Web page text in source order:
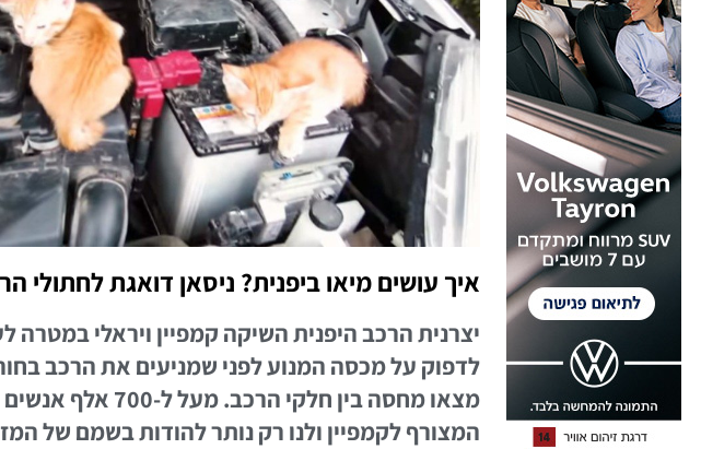
איך עושים מיאו ביפנית? ניסאן דואגת לחתולי
יצרנית הרכב היפנית השיקה קמפיין ויראלי במטרה
לדפוק על מכסה המנוע לפני שמניעים את הרכב
מצאו מחסה בין חלקי
המצורף לקמפיין ולנו רק נותר להודות בשמם של